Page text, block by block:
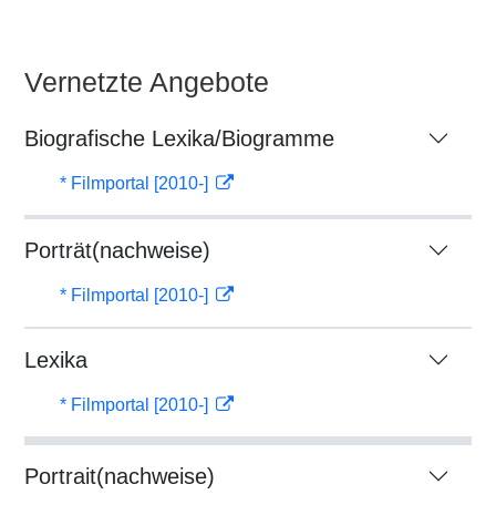
Vernetzte Angebote
Biografische Lexika/Biogramme
* Filmportal [2010-]
Porträt(nachweise)
* Filmportal [2010-]
Lexika
* Filmportal [2010-]
Portrait(nachweise)